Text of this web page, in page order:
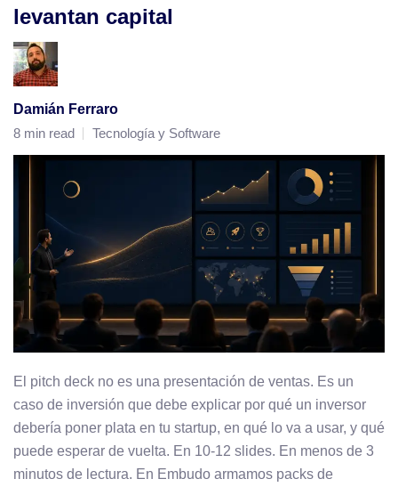
levantan capital
Damián Ferraro
8 min read
Tecnología y Software
El pitch deck no es una presentación de ventas. Es un
caso de inversión que debe explicar por qué un inversor
debería poner plata en tu startup, en qué lo va a usar, y qué
puede esperar de vuelta. En 10-12 slides. En menos de 3
minutos de lectura. En Embudo armamos packs de